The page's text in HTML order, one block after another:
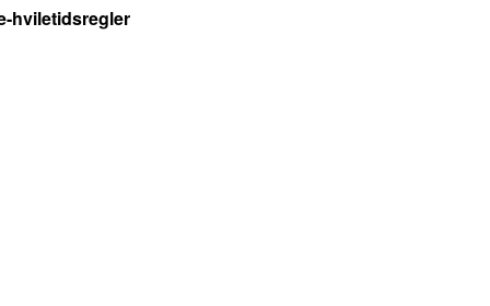
hviletidsregler